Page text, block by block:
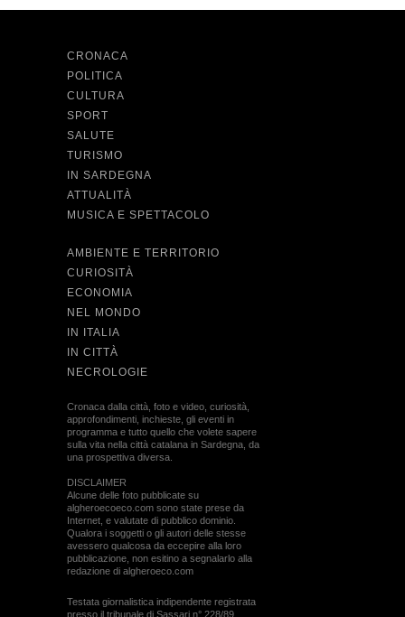
CRONACA
POLITICA
CULTURA
SPORT
SALUTE
TURISMO
IN SARDEGNA
ATTUALITÀ
MUSICA E SPETTACOLO
AMBIENTE E TERRITORIO
CURIOSITÀ
ECONOMIA
NEL MONDO
IN ITALIA
IN CITTÀ
NECROLOGIE
Cronaca dalla città, foto e video, curiosità,
approfondimenti, inchieste, gli eventi in
programma e tutto quello che volete sapere
sulla vita nella città catalana in Sardegna, da
una prospettiva diversa.
DISCLAIMER
Alcune delle foto pubblicate su
algheroecoeco.com sono state prese da
Internet, e valutate di pubblico dominio.
Qualora i soggetti o gli autori delle stesse
avessero qualcosa da eccepire alla loro
pubblicazione, non esitino a segnalarlo alla
redazione di algheroeco.com
Testata giornalistica indipendente registrata
presso il tribunale di Sassari n° 228/89